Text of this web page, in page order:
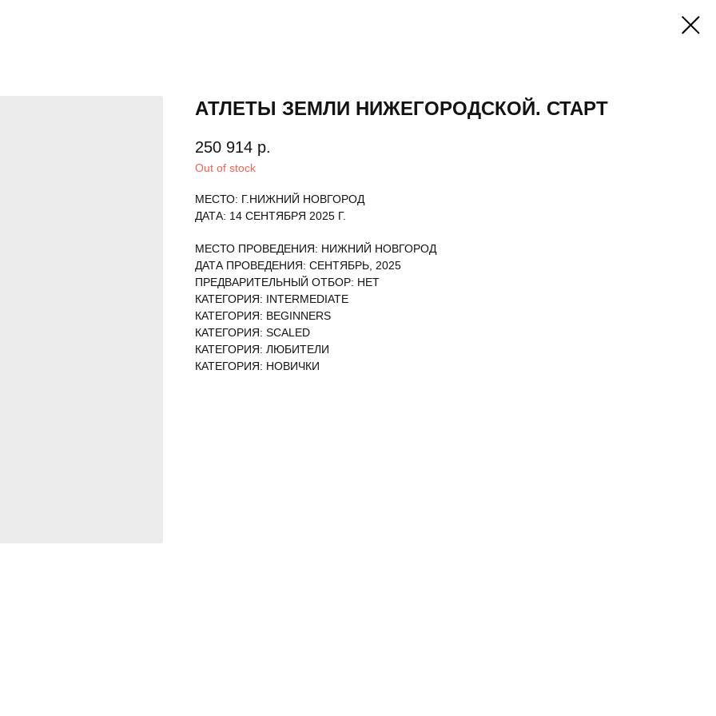
АТЛЕТЫ ЗЕМЛИ НИЖЕГОРОДСКОЙ. СТАРТ
250 914 р.
Out of stock
МЕСТО: Г.НИЖНИЙ НОВГОРОД
ДАТА: 14 СЕНТЯБРЯ 2025 Г.
МЕСТО ПРОВЕДЕНИЯ: НИЖНИЙ НОВГОРОД
ДАТА ПРОВЕДЕНИЯ: СЕНТЯБРЬ, 2025
ПРЕДВАРИТЕЛЬНЫЙ ОТБОР: НЕТ
КАТЕГОРИЯ: INTERMEDIATE
КАТЕГОРИЯ: BEGINNERS
КАТЕГОРИЯ: SCALED
КАТЕГОРИЯ: ЛЮБИТЕЛИ
КАТЕГОРИЯ: НОВИЧКИ